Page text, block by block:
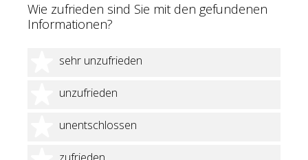
Wie zufrieden sind Sie mit den gefundenen
Informationen?
sehr unzufrieden
1 Stern
unzufrieden
2 Sterne
unentschlossen
3 Sterne